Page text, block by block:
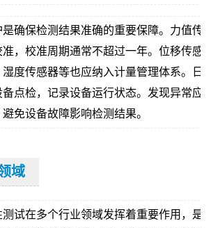
确保检测结果准确的重要保障。力值传
，校准周期通常不超过一年。位移传感
度传感器等也应纳入计量管理体系。日
点检，记录设备运行状态。发现异常应
免设备故障影响检测结果。
域
试在多个行业领域发挥着重要作用，是